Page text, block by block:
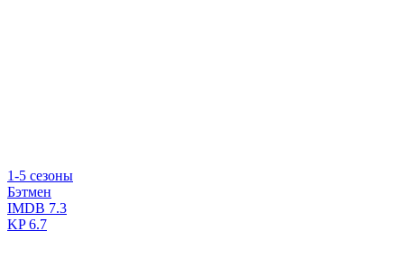
1-5 сезоны
Бэтмен
IMDB 7.3
KP6.7